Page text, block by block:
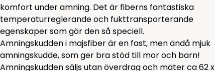
komfort under amning. Det är fiberns fantastiska
temperaturreglerande och fukttransporterande
egenskaper som gör den så speciell.
Amningskudden i majsfiber är en fast, men ändå mjuk
amningskudde, som ger bra stöd till mor och barn!
Amningskudden säljs utan överdrag och mäter ca 62 x